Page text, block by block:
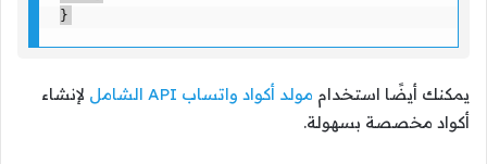
}
يمكنك أيضًا استخدام مولد أكواد واتساب API الشامل
لإنشاء
أكواد مخصصة بسهولة.